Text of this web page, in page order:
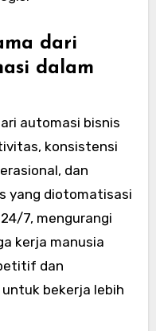
dari
dalam
automasi bisnis
konsistensi
dan
yang diotomatisasi
7, mengurangi
kerja manusia
dan
bekerja lebih